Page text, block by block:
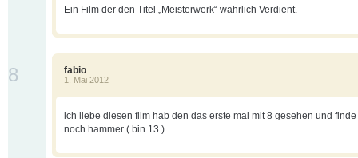
Ein Film der den Titel „Meisterwerk“ wahrlich Verdient.
fabio
1. Mai 2012
8
ich liebe diesen film hab den das erste mal mit 8 gesehen und
noch hammer ( bin 13 )